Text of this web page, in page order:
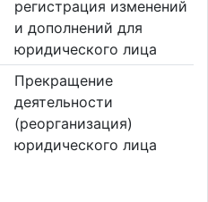
регистрация изменений
и дополнений для
юридического лица
Прекращение
деятельности
(реорганизация)
юридического лица